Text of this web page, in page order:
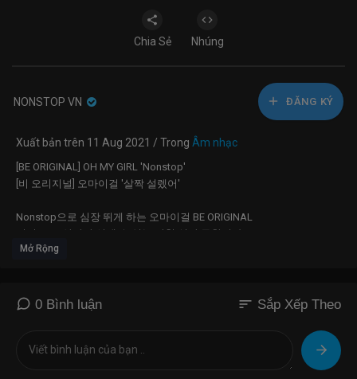
Chia Sẻ Nhúng
NONSTOP VN ĐĂNG KÝ
Xuất bản trên 11 Aug 2021 / Trong Âm nhạc
[BE ORIGINAL] OH MY GIRL 'Nonstop'
[비 오리지널] 오마이걸 '살짝 설렜어'
Nonstop으로 심장 뛰게 하는 오마이걸 BE ORIGINAL
이거 보고 살짝만 설렐 수 있는 강철 심장 구합니다?
옴걸이들이 코리아 하이틴 주인공 맞지?
Facebook:https://www.facebook.com/StudioCHOOM
Mở Rộng
0 Bình luận sort Sắp Xếp Theo